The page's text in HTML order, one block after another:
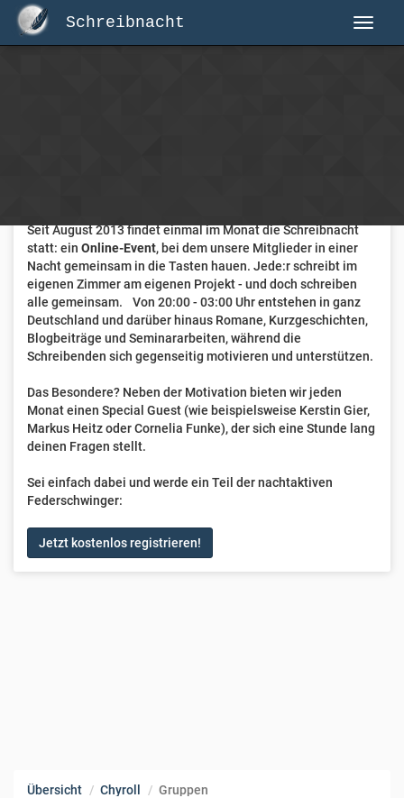
Schreibnacht
Seit August 2013 findet einmal im Monat die Schreibnacht
statt: ein Online-Event, bei dem unsere Mitglieder in einer
Nacht gemeinsam in die Tasten hauen. Jede:r schreibt im
eigenen Zimmer am eigenen Projekt - und doch schreiben
alle gemeinsam. Von 20:00 - 03:00 Uhr entstehen in ganz
Deutschland und darüber hinaus Romane, Kurzgeschichten,
Blogbeiträge und Seminararbeiten, während die
Schreibenden sich gegenseitig motivieren und unterstützen.
Das Besondere? Neben der Motivation bieten wir jeden
Monat einen Special Guest (wie beispielsweise Kerstin Gier,
Markus Heitz oder Cornelia Funke), der sich eine Stunde lang
deinen Fragen stellt.
Sei einfach dabei und werde ein Teil der nachtaktiven
Federschwinger:
Jetzt kostenlos registrieren!
Übersicht Chyroll Gruppen